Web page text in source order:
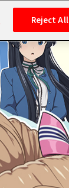
Reject All